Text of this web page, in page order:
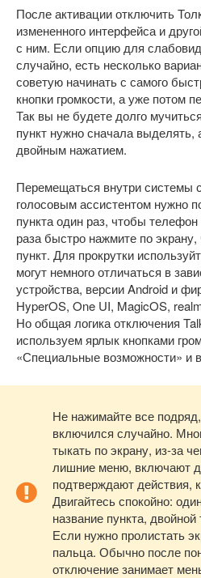
После активации отключить
измененного интерфейса и
с ним. Если опцию для
случайно, есть несколько
советую начинать с самого
кнопки громкости, а уже потом
Так вы не будете долго
пункт нужно сначала выделять,
двойным нажатием.
Перемещаться внутри системы
голосовым ассистентом нужно
пункта один раз, чтобы
раза быстро нажмите по
пункт. Для прокрутки
могут немного отличаться в
устройства, версии Android и
HyperOS, One UI, MagicOS,
Но общая логика отключения
используем ярлык кнопками
«Специальные возможности» и
Не нажимайте все
включился случайно.
тыкать по экрану, из-за
лишние меню, включают
подтверждают действия,
Двигайтесь спокойно:
название пункта, двойной
Если нужно пролистать
пальца. Обычно после
отключение занимает